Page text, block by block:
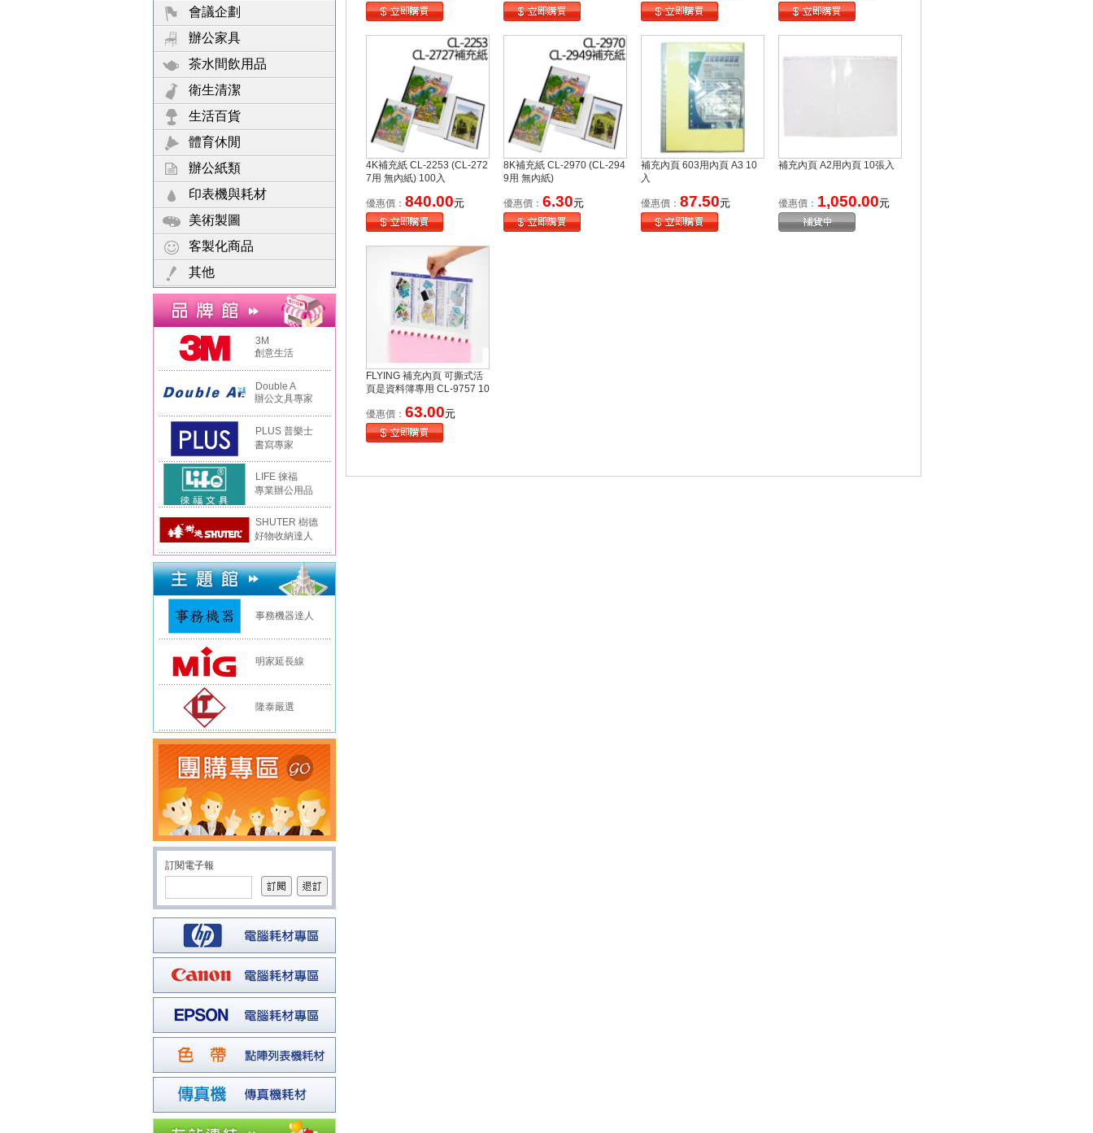
會議企劃
辦公家具
茶水間飲用品
衛生清潔
生活百貨
體育休閒
辦公紙類
印表機與耗材
美術製圖
客製化商品
其他
3M
創意生活
Double A
辦公文具專家
PLUS 普樂士
書寫專家
LIFE 徠福
專業辦公用品
SHUTER 樹德
好物收納達人
事務機器達人
明家延長線
隆泰嚴選
4K補充紙 CL-2253 (CL-272
7用 無內紙) 100入
優惠價： 840.00元
8K補充紙 CL-2970 (CL-294
9用 無內紙)
優惠價： 6.30元
補充內頁 603用內頁 A3 10
入
優惠價： 87.50元
補充內頁 A2用內頁 10張入
優惠價： 1,050.00元
FLYING 補充內頁 可撕式活
頁是資料簿專用 CL-9757 10
優惠價： 63.00元